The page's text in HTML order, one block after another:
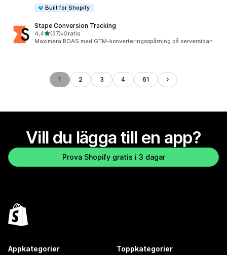
Built for Shopify
Stape Conversion Tracking
4,4av 5 stjärnor
(37)
37 recensioner totalt
•Gratis
Maximera ROAS med GTM-konverteringsspårning på serversidan
1 2 3 4 61
Vill du lägga till en app?
Prova Shopify gratis i 3 dagar
Appkategorier Toppkategorier